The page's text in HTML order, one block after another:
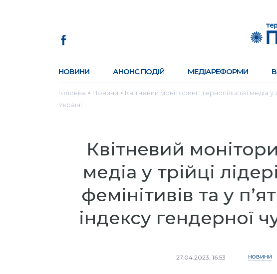
НОВИНИ АНОНС ПОДІЙ МЕДІАРЕФОРМИ
Головна ● Новини ● Квітневий моніторинг: тернопільські медіа
Україні
Квітневий
медіа у трійці
фемінітивів та у
індексу гендерної
27.04.2023, 16:53 НОВИНИ